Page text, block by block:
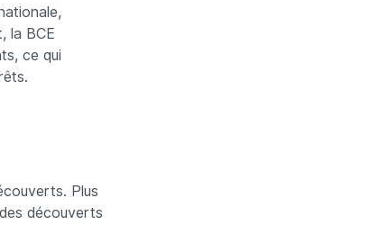
la BCE
ce qui
Plus
découverts